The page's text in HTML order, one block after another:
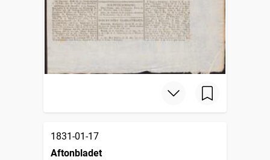
1831-01-17
Aftonbladet